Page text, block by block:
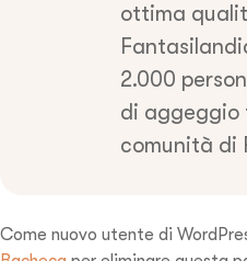
ottima
2.000
di aggeggio
comunità di
Come nuovo utente di